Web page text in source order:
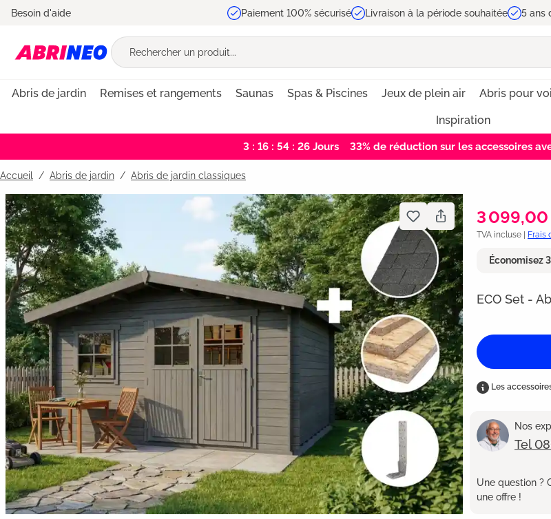
Passer à la navigation principale
Besoin d'aide Paiement 100% sécurisé Livraison à la période souhaitée 5 ans
Abris de jardin Remises et rangements Saunas Spas & Piscines Jeux de plein air Abris pour
Inspiration
3 : 16 : 54 : 25 Jours 33% de réduction sur les accessoires
Accueil Abris de jardin / Abris de jardin classiques
Bildergalerie überspringen
3
TVA incluse | Frais
Économisez
ECO Set -
Les
Nos
Tel
Une question ?
une offre !